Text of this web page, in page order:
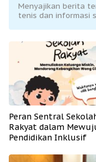
Menyajikan berita
tenis dan informasi
Peran Sentral
Rakyat dalam
Pendidikan Inklusif